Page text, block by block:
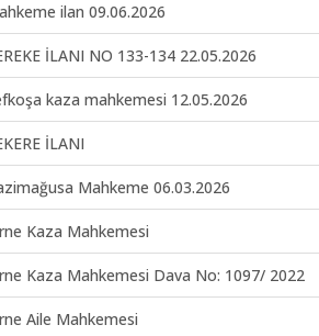
ilan 09.06.2026
İLANI NO 133-134 22.05.2026
kaza mahkemesi 12.05.2026
İLANI
Mahkeme 06.03.2026
Kaza Mahkemesi
Kaza Mahkemesi Dava No: 1097/ 2022
Aile Mahkemesi